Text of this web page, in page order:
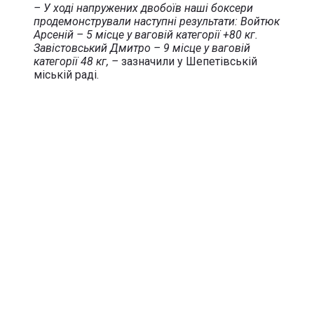
– У ході напружених двобоїв наші боксери
продемонстрували наступні результати: Войтюк
Арсеній – 5 місце у ваговій категорії +80 кг.
Завістовський Дмитро – 9 місце у ваговій
категорії 48 кг, – зазначили у Шепетівській
міській раді.